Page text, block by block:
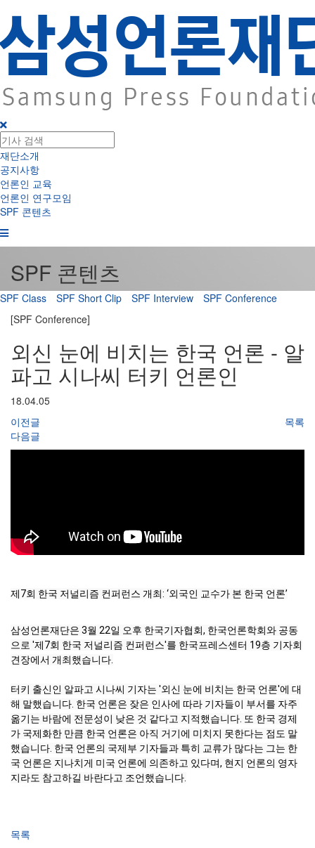
재단소개
공지사항
언론인 교육
언론인 연구모임
SPF 콘텐츠
SPF 콘텐츠
SPF Class SPF Short Clip SPF Interview
SPF Conference
[SPF Conference]
외신 눈에 비치는 한국 언론 - 알
파고 시나씨 터키 언론인
18.04.05
이전글
다음글
목록
제7회 한국 저널리즘 컨퍼런스 개최: ‘외국인 교수가 본 한국 언론’
삼성언론재단은 3월 22일 오후 한국기자협회, 한국언론학회와 공동
으로 '제7회 한국 저널리즘 컨퍼런스'를 한국프레스센터 19층 기자회
견장에서 개최했습니다.
터키 출신인 알파고 시나씨 기자는 '외신 눈에 비치는 한국 언론'에 대
해 말했습니다. 한국 언론은 잦은 인사에 따라 기자들이 부서를 자주
옮기는 바람에 전문성이 낮은 것 같다고 지적했습니다. 또 한국 경제
가 국제화한 만큼 한국 언론은 아직 거기에 미치지 못한다는 점도 말
했습니다. 한국 언론의 국제부 기자들과 특히 교류가 많다는 그는 한
국 언론은 지나치게 미국 언론에 의존하고 있다며, 현지 언론의 영자
지라도 참고하길 바란다고 조언했습니다.
목록